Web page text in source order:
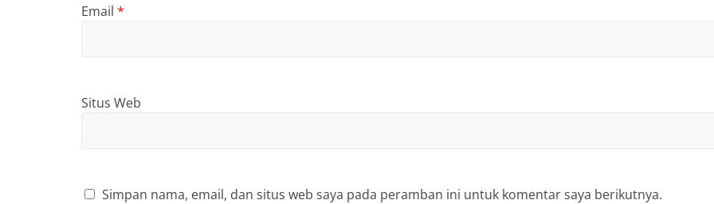
Email *
Situs Web
Simpan nama, email, dan situs web saya pada peramban ini untuk komentar saya berikutnya.